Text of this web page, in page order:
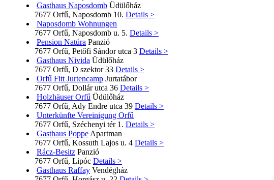
Gasthaus Naposdomb Üdülőház
7677 Orfű, Naposdomb 10. Details >
Naposdomb Wohnungen
7677 Orfű, Naposdomb u. 5. Details >
Pension Natúra Panzió
7677 Orfű, Petőfi Sándor utca 3 Details >
Gasthaus Nivida Üdülőház
7677 Orfű, D szektor 33 Details >
Orfű Fitt Jurtencamp Jurtatábor
7677 Orfű, Dollár utca 36 Details >
Holzhäuser Orfű Üdülőház
7677 Orfű, Ady Endre utca 39 Details >
Unterkünfte Vereinigung Orfű
7677 Orfű, Széchenyi tér 1. Details >
Gasthaus Poppe Apartman
7677 Orfű, Kossuth Lajos u. 4 Details >
Rácz-Besitz Panzió
7677 Orfű, Lipóc Details >
Gasthaus Raffay Vendégház